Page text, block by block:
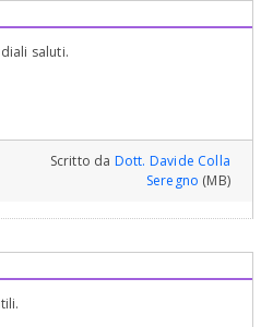
saluti.
Scritto da Dott. Davide Colla
Seregno (MB)